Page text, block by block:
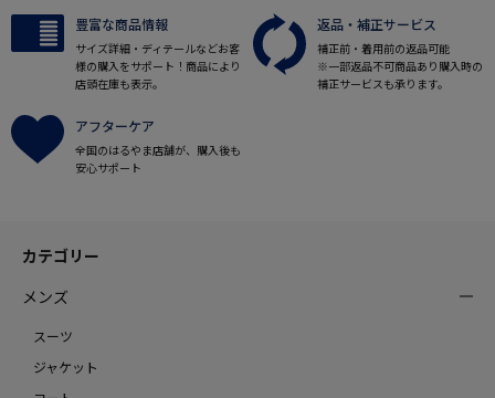
豊富な商品情報
サイズ詳細・ディテールなどお客
様の購入をサポート！商品により
店頭在庫も表示。
返品・補正サービス
補正前・着用前の返品可能
※一部返品不可商品あり購入時の
補正サービスも承ります。
アフターケア
全国のはるやま店舗が、購入後も
安心サポート
カテゴリー
メンズ
スーツ
ジャケット